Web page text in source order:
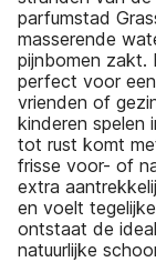
parfumstad
masserende
pijnbomen zakt.
perfect voor
vrienden of
kinderen spelen
tot rust komt
frisse voor- of
extra
en voelt
ontstaat de
natuurlijke